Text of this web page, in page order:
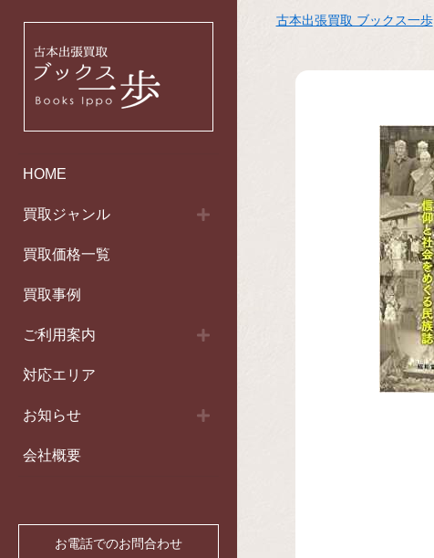
HOME
買取ジャンル
買取価格一覧
買取事例
ご利用案内
対応エリア
お知らせ
会社概要
お電話でのお問合わせ
古本出張買取 ブックス一歩